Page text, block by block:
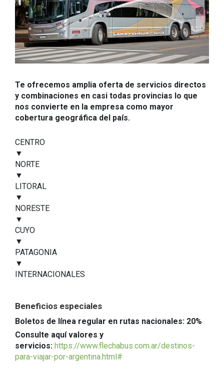
Te ofrecemos amplia oferta de servicios directos
y combinaciones en casi todas provincias lo que
nos convierte en la empresa como mayor
cobertura geográfica del país.
CENTRO
▼
NORTE
▼
LITORAL
▼
NORESTE
▼
CUYO
▼
PATAGONIA
▼
INTERNACIONALES
Beneficios especiales
Boletos de línea regular en rutas nacionales: 20%
Consulte aquí valores y
servicios: https://www.flechabus.com.ar/destinos-
para-viajar-por-argentina.html#